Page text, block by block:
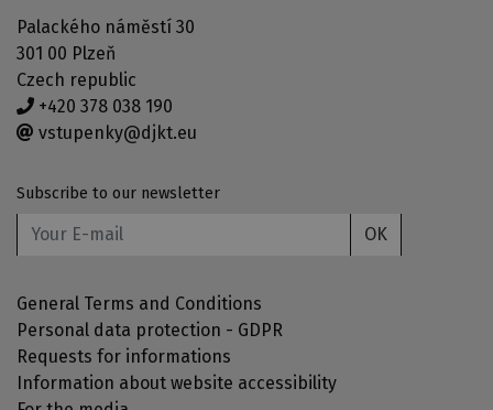
Palackého náměstí 30
301 00 Plzeň
Czech republic
+420 378 038 190
vstupenky@djkt.eu
Subscribe to our newsletter
OK
General Terms and Conditions
Personal data protection - GDPR
Requests for informations
Information about website accessibility